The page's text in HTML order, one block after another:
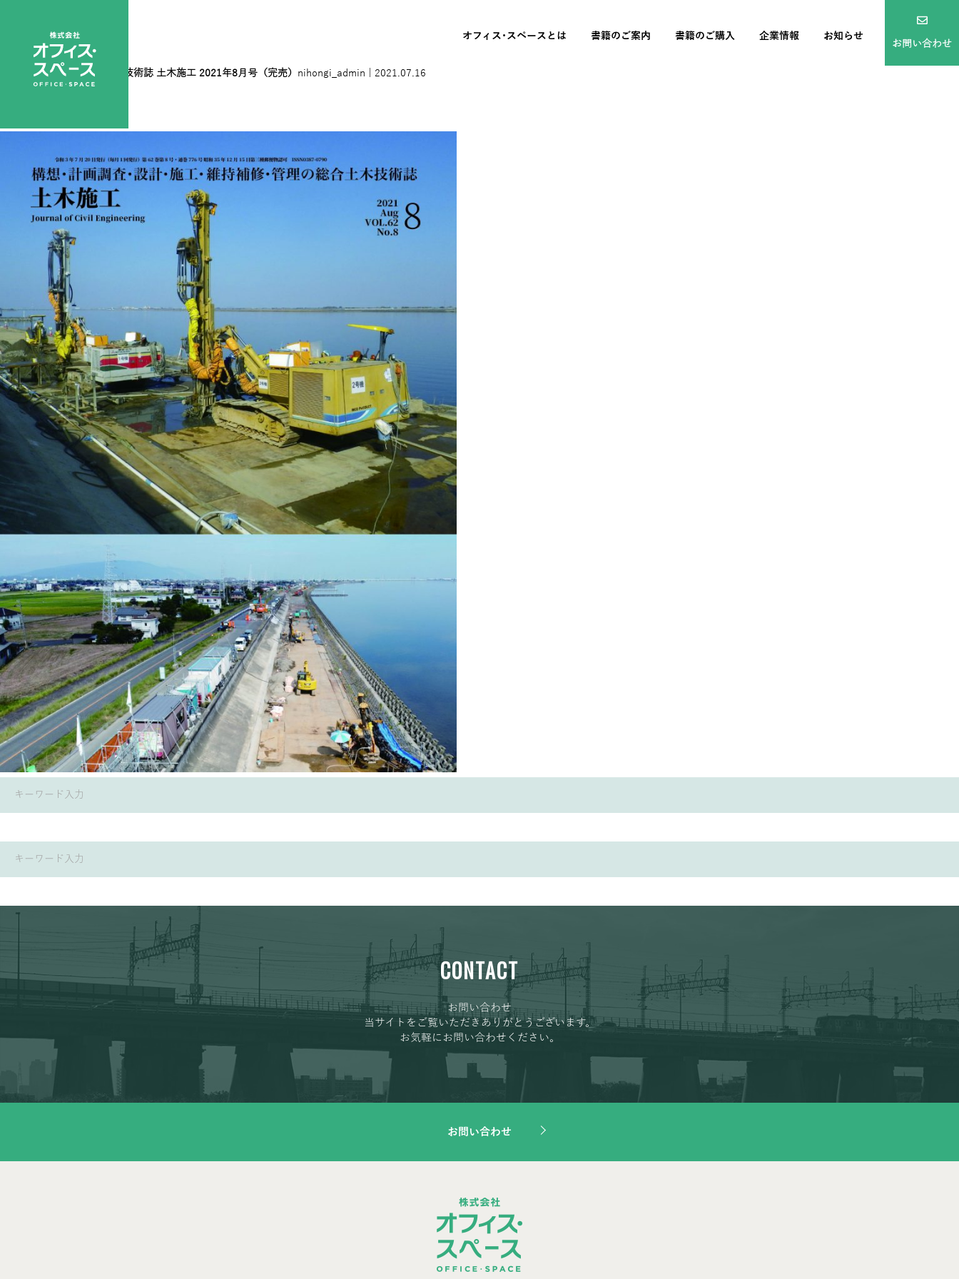
オフィス･スペースとは 書籍のご案内 書籍のご購入 企業情報 お知らせ
お問い合わせ
8月号表1＿案| ←総合土木技術誌 土木施工 2021年8月号（完売） nihongi_admin 2021.07.16
CONTACT
お問い合わせ
当サイトをご覧いただきありがとうございます。
お気軽にお問い合わせください。
お問い合わせ